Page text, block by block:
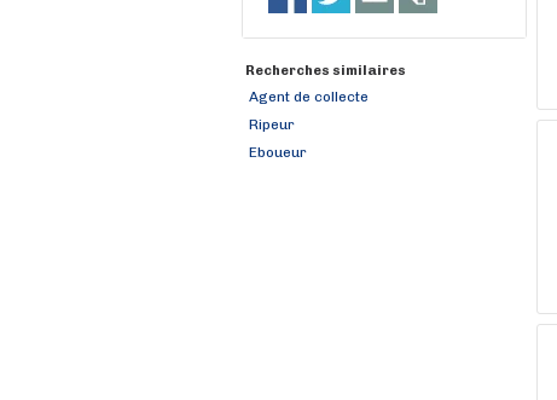
Recherches similaires
Agent de collecte
Ripeur
Eboueur